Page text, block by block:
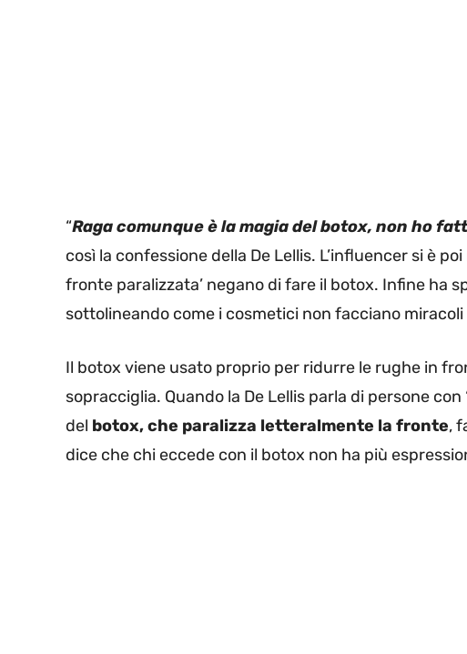
“Raga comunque è la magia del botox, non ho
così la confessione della De Lellis. L’influencer si è
fronte paralizzata’ negano di fare il botox. Infine ha
sottolineando come i cosmetici non facciano miracoli
Il botox viene usato proprio per ridurre le rughe in
sopracciglia. Quando la De Lellis parla di persone
del botox, che paralizza letteralmente la fronte,
dice che chi eccede con il botox non ha più